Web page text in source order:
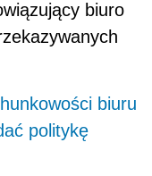
biuro
biuru
politykę